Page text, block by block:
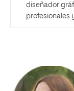
diseñador
profesionales